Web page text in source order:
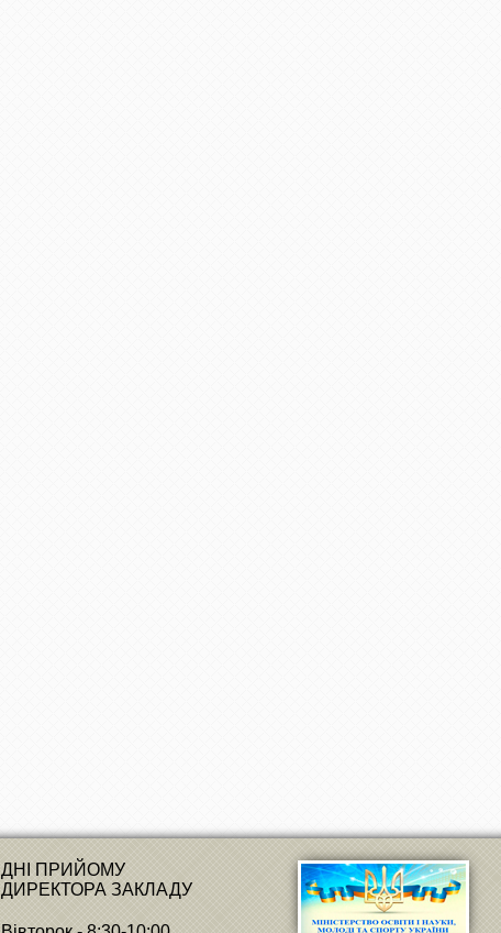
ДНІ ПРИЙОМУ
ДИРЕКТОРА ЗАКЛАДУ